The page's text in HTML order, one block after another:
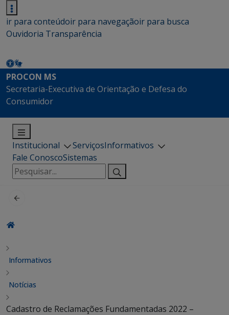
ir para conteúdoir para navegaçãoir para busca
Ouvidoria Transparência
PROCON MS
Secretaria-Executiva de Orientação e Defesa do
Consumidor
Institucional ServiçosInformativos
Fale ConoscoSistemas
Pesquisar
por:
Informativos
Notícias
Cadastro de Reclamações Fundamentadas 2022 –